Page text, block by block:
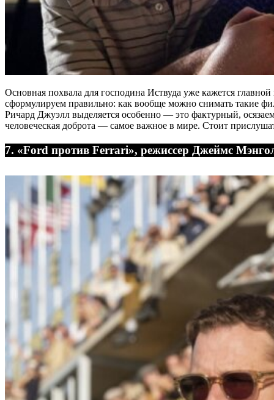
Основная похвала для господина Иствуда уже кажется
сформулируем правильно: как вообще можно снимать такие
Ричард Джуэлл выделяется особенно ― это фактурный,
человеческая доброта ― самое важное в мире. Стоит
7. «Ford против Ferrari», режиссер Джеймс